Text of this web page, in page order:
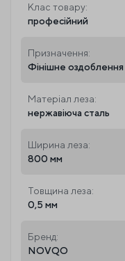
Клас товару:
професійний
Призначення:
Фінішне оздоблення
Матеріал леза:
нержавіюча сталь
Ширина леза:
800 мм
Товщина леза:
0,5 мм
Бренд:
NOVQO